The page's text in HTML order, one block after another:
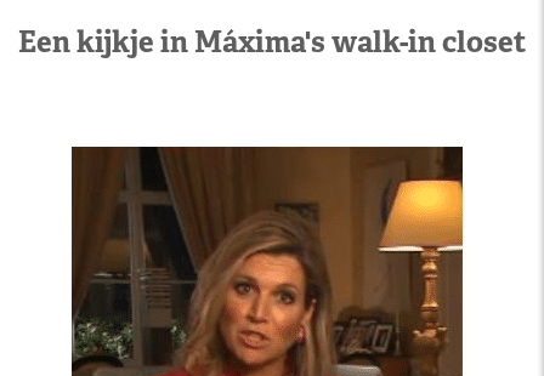
Een kijkje in Máxima's walk-in closet